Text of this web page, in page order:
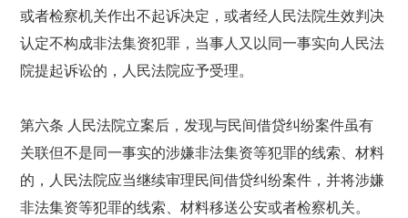
或者检察机关作出不起诉决定，或者经人民法院生效判决
认定不构成非法集资犯罪，当事人又以同一事实向人民法
院提起诉讼的，人民法院应予受理。
第六条 人民法院立案后，发现与民间借贷纠纷案件虽有
关联但不是同一事实的涉嫌非法集资等犯罪的线索、材料
的，人民法院应当继续审理民间借贷纠纷案件，并将涉嫌
非法集资等犯罪的线索、材料移送公安或者检察机关。